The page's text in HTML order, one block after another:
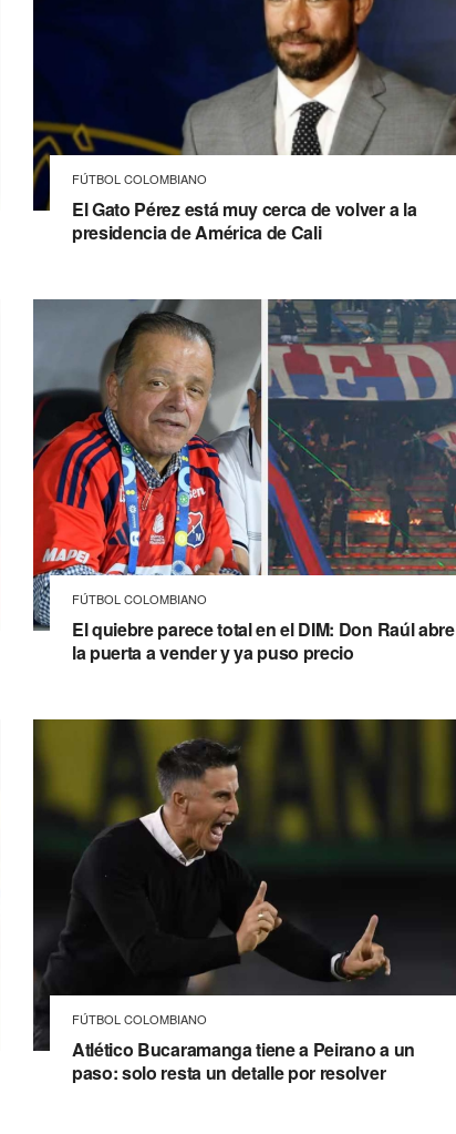
FÚTBOL COLOMBIANO
El Gato Pérez está muy cerca de volver a la
presidencia de América de Cali
FÚTBOL COLOMBIANO
El quiebre parece total en el DIM: Don Raúl abre
la puerta a vender y ya puso precio
FÚTBOL COLOMBIANO
Atlético Bucaramanga tiene a Peirano a un
paso: solo resta un detalle por resolver